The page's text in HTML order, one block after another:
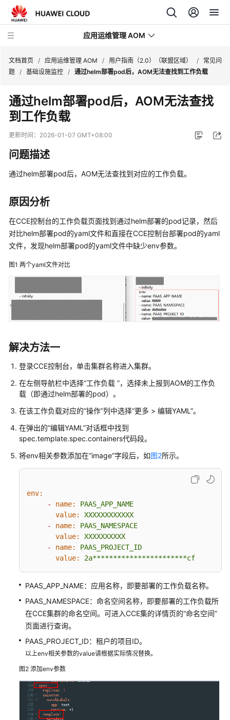
应用运维管理 AOM
最
新
动
产
品
介
计
费
说
明
快
速
入
门
用
指
最
佳
践
API
考
视
频
帮
AOM
1.0
文
档
文档首页 / 应用运维管理 AOM / 用户指南（2.0）（联盟区域） /
常见问
题 / 基础设施监控 / 通过helm部署pod后，AOM无法查找到工作负载
通过helm部署pod后，AOM无法查找
到工作负载
更新时间： 2026-01-07 GMT+08:00
问题描述
通过helm部署pod后，AOM无法查找到对应的工作负载。
原因分析
在CCE控制台的工作负载页面找到通过helm部署的pod记录，然后
对比helm部署pod的yaml文件和直接在CCE控制台部署pod的yaml
文件，发现helm部署pod的yaml文件中缺少env参数。
图1 两个yaml文件对比
解决方法一
登录CCE控制台，单击集群名称进入集群。
在左侧导航栏中选择“工作负载 ”，选择未上报到AOM的工作负
载（即通过helm部署的pod）。
在该工作负载对应的“操作”列中选择“更多 > 编辑YAML”。
在弹出的“编辑YAML”对话框中找到
spec.template.spec.containers代码段。
将env相关参数添加在“image”字段后，如图2所示。
env:
-
name:
PAAS_APP_NAME
value:
XXXXXXXXXXXX
-
name:
PAAS_NAMESPACE
value:
XXXXXXXXXX
-
name:
PAAS_PROJECT_ID
value:
2a***********************cf
PAAS_APP_NAME：应用名称，即要部署的工作负载名称。
PAAS_NAMESPACE：命名空间名称，即要部署的工作负载所
在CCE集群的命名空间。可进入CCE集的详情页的“命名空间”
页面进行查询。
PAAS_PROJECT_ID：租户的项目ID。
以上env相关参数的value请根据实际情况替换。
图2 添加env参数